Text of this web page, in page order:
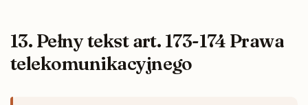
13. Pełny tekst art. 173-174 Prawa
telekomunikacyjnego